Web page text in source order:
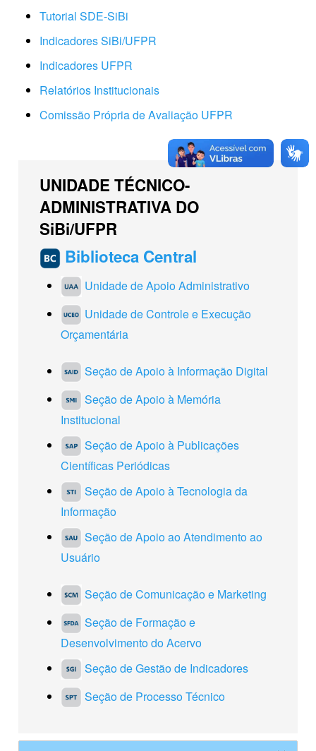
Tutorial SDE-SiBi
Indicadores SiBi/UFPR
Indicadores UFPR
Relatórios Institucionais
Comissão Própria de Avaliação UFPR
UNIDADE TÉCNICO-
ADMINISTRATIVA DO
SiBi/UFPR
Biblioteca Central
Unidade de Apoio Administrativo
Unidade de Controle e Execução
Orçamentária
Seção de Apoio à Informação Digital
Seção de Apoio à Memória
Institucional
Seção de Apoio à Publicações
Científicas Periódicas
Seção de Apoio à Tecnologia da
Informação
Seção de Apoio ao Atendimento ao
Usuário
Seção de Comunicação e Marketing
Seção de Formação e
Desenvolvimento do Acervo
Seção de Gestão de Indicadores
Seção de Processo Técnico